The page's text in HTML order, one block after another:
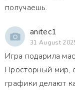
получаешь.
anitec1
31 August
Игра подарила
Просторный мир,
графики делают